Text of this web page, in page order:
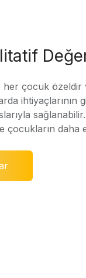
her çocuk
ihtiyaçlarının
çocukların daha